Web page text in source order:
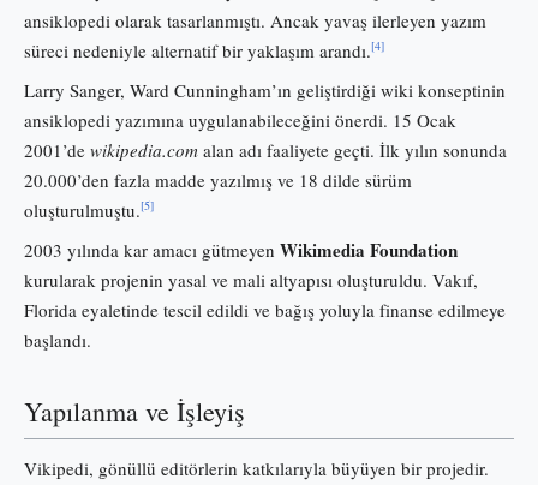
ansiklopedi olarak tasarlanmıştı. Ancak yavaş ilerleyen yazım
süreci nedeniyle alternatif bir yaklaşım arandı.[4]
Larry Sanger, Ward Cunningham’ın geliştirdiği wiki konseptinin
ansiklopedi yazımına uygulanabileceğini önerdi. 15 Ocak
2001’de wikipedia.com alan adı faaliyete geçti. İlk yılın sonunda
20.000’den fazla madde yazılmış ve 18 dilde sürüm
oluşturulmuştu.[5]
2003 yılında kar amacı gütmeyen Wikimedia Foundation
kurularak projenin yasal ve mali altyapısı oluşturuldu. Vakıf,
Florida eyaletinde tescil edildi ve bağış yoluyla finanse edilmeye
başlandı.
Yapılanma ve İşleyiş
Vikipedi, gönüllü editörlerin katkılarıyla büyüyen bir projedir.